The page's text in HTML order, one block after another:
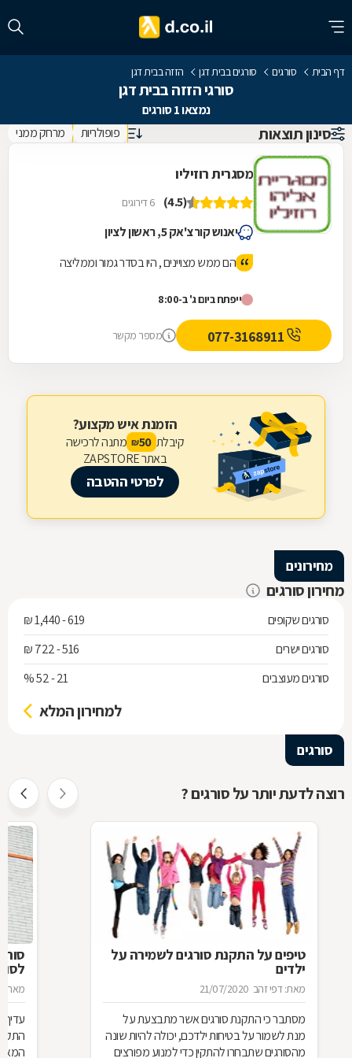
דף הבית סורגים סורגים בבית דגן הזזה בבית דגן
סורגי הזזה בבית דגן
נמצאו 1 סורגים
סינון תוצאות פופולריות מרחק ממני
מסגרית רוזיליו
(4.5) 6 דירוגים
יאנוש קורצ'אק 5, ראשון לציון
הם ממש מצויינים , היו בסדר גמור וממליצה
ייפתח ביום ג' ב-8:00
מספר מקשר
הזמנת איש מקצוע?
קיבלת 50
₪ מתנה לרכישה
באתר ZAPSTORE
לפרטי ההטבה
מחירונים
מחירון סורגים
סורגים שקופים
619 - 1,440 ₪
סורגים ישרים
516 - 722 ₪
סורגים מעוצבים
21 - 52 %
למחירון המלא
סורגים
רוצה לדעת יותר על סורגים ?
טיפים על התקנת סורגים לשמירה על
ילדים
מאת: דפי זהב 21/07/2020
מסתבר כי התקנת סורגים אשר מתבצעת על
מנת לשמור על בטיחות ילדכם, יכולה להיות שונה
מהסורגים שתבחרו להתקין כדי למנוע מפורצים
מאת: